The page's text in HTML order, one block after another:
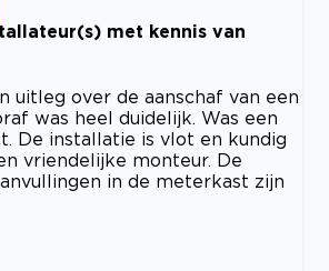
met kennis van
uitleg over de aanschaf van een
was heel duidelijk. Was een
De installatie is vlot en kundig
vriendelijke monteur. De
in de meterkast zijn